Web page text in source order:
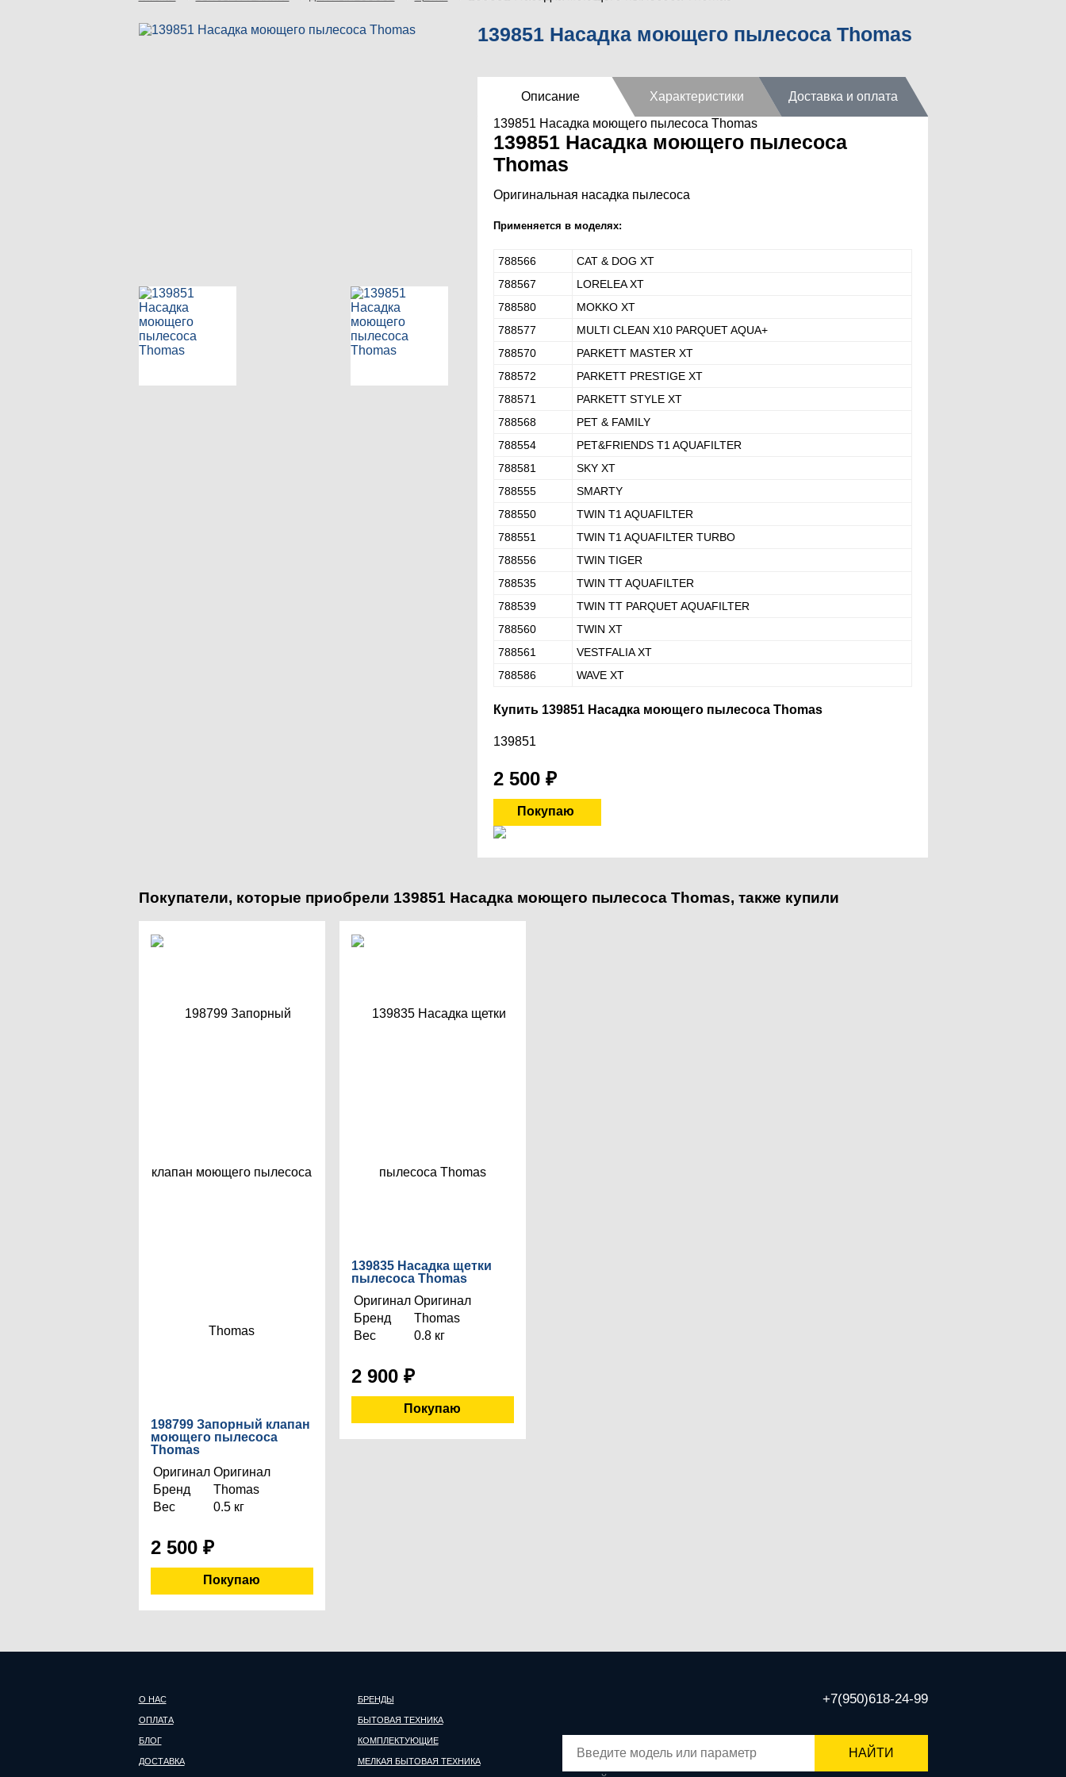
139851 Насадка моющего пылесоса Thomas
Описание Характеристики
Доставка и оплата
139851 Насадка моющего пылесоса Thomas
139851 Насадка моющего пылесоса
Thomas
Оригинальная насадка пылесоса
Применяется в моделях:
788566
CAT & DOG XT
788567
LORELEA XT
788580
MOKKO XT
788577
MULTI CLEAN X10 PARQUET AQUA+
788570
PARKETT MASTER XT
788572
PARKETT PRESTIGE XT
788571
PARKETT STYLE XT
788568
PET & FAMILY
788554
PET&FRIENDS T1 AQUAFILTER
788581
SKY XT
788555
SMARTY
788550
TWIN T1 AQUAFILTER
788551
TWIN T1 AQUAFILTER TURBO
788556
TWIN TIGER
788535
TWIN TT AQUAFILTER
788539
TWIN TT PARQUET AQUAFILTER
788560
TWIN XT
788561
VESTFALIA XT
788586
WAVE XT
Купить 139851 Насадка моющего пылесоса Thomas
139851
2 500 ₽
Покупатели, которые приобрели 139851 Насадка моющего пылесоса Thomas, также купили
198799 Запорный клапан
моющего пылесоса
Thomas
Оригинал Оригинал
Бренд
Thomas
Вес
0.5 кг
2 500 ₽
139835 Насадка щетки
пылесоса Thomas
Оригинал Оригинал
Бренд
Thomas
Вес
0.8 кг
2 900 ₽
О НАС
ОПЛАТА
БЛОГ
ДОСТАВКА
БРЕНДЫ
БЫТОВАЯ ТЕХНИКА
КОМПЛЕКТУЮЩИЕ
МЕЛКАЯ БЫТОВАЯ ТЕХНИКА
+7(950)618-24-99
НАЙТИ